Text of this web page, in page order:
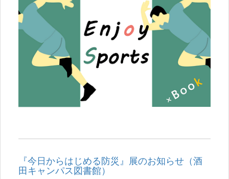
『今日からはじめる防災』展のお知らせ（酒
田キャンパス図書館）